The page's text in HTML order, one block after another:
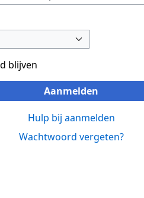
blijven
Aanmelden
Hulp bij aanmelden
Wachtwoord vergeten?